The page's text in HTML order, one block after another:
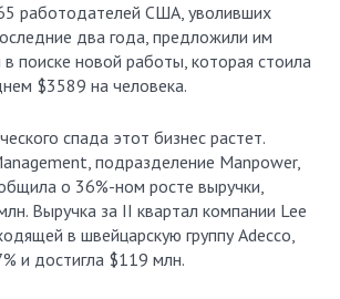
работодателей США, уволивших
два года, предложили им
поиске новой работы, которая стоила
$3589 на человека.
спада этот бизнес растет.
подразделение Manpower,
о 36%-ном росте выручки,
Выручка за II квартал компании Lee
в швейцарскую группу Adecco,
и достигла $119 млн.